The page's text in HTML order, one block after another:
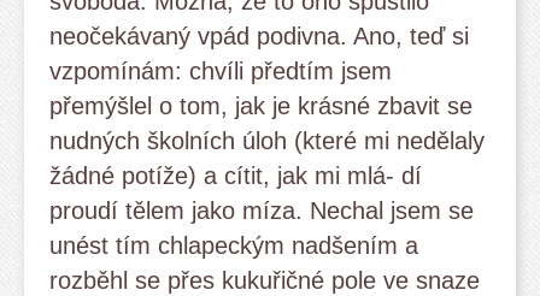
neočekávaný vpád podivna. Ano, teď si
vzpomínám: chvíli předtím jsem
přemýšlel o tom, jak je krásné zbavit se
nudných školních úloh (které mi nedělaly
žádné potíže) a cítit, jak mi mlá- dí
proudí tělem jako míza. Nechal jsem se
unést tím chlapeckým nadšením a
rozběhl se přes kukuřičné pole ve snaze